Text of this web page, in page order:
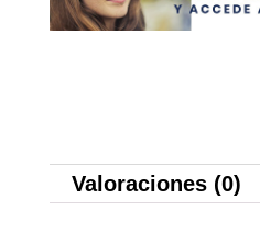
Valoraciones (0)